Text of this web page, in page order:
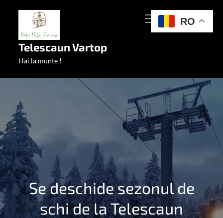
content
Telescaun Vartop
Hai la munte !
MENU
Se deschide sezonul de
schi de la Telescaun
RO